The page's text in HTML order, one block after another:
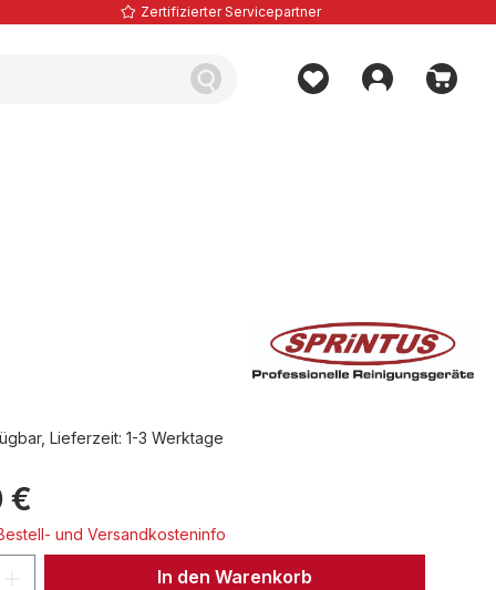
Zertifizierter Servicepartner
Lieferzeit: 1-3 Werktage
€
und Versandkosteninfo
Anzahl: Gib den gewünschten Wert
In den Warenkorb